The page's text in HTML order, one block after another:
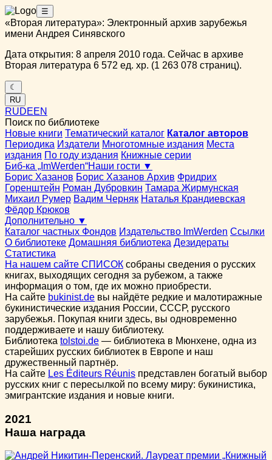
☰
«Вторая литература»: Электронный архив зарубежья
имени Андрея Синявского
Дата открытия: 8 апреля 2010 года. Сейчас в архиве
Вторая литература 6 572 ед. хр. (1 263 078 страниц).
☾
RU
RUDEEN
Поиск по библиотеке
Новые книги Тематический каталог Каталог авторов
Периодика Издатели Многотомные издания Места
издания По году издания Книжные серии
Биб-ка „ImWerden“Наши гости ▼
Борис Хазанов Борис Хазанов Архив Фридрих
Горенштейн Роман Дубровкин Тамара Жирмунская
Михаил Румер Вадим Черняк Наталья Крандиевская
Фёдор Крюков
Дополнительно ▼
Каталог частных Фондов Издательство ImWerden Ссылки
О библиотеке Домашняя библиотека Дезидераты
Статистика
На нашем сайте СПИСОК собраны сведения о русских
книгах, выходящих сегодня за рубежом, а также
информация о том, где их можно приобрести.
На сайте bukinist.de вы найдёте редкие и малотиражные
букинистические издания России, СССР, русского
зарубежья. Покупая книги здесь, вы одновременно
поддерживаете и нашу библиотеку.
Библиотека tolstoi.de — библиотека в Мюнхене, одна из
старейших русских библиотек в Европе и наш
дружественный партнёр.
На сайте Les Éditeurs Réunis представлен богатый выбор
русских книг с пересылкой по всему миру: букинистика,
эмигрантские издания и новые книги.
2021
Наша награда